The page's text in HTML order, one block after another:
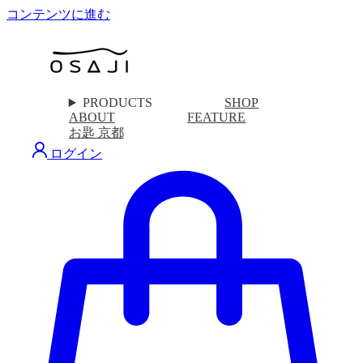
コンテンツに進む
PRODUCTS
SHOP
ABOUT
FEATURE
お匙 京都
ログイン